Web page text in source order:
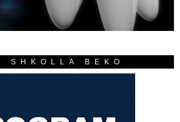
SHKOLLA BEKO